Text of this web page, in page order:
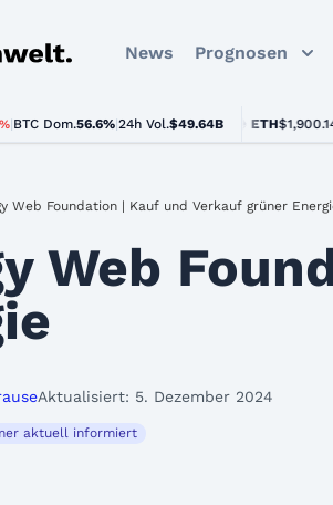
News Prognosen
BTC Dom.56.6% 24h Vol.$49.64B
BTC$64,228.00▼0.4% ETH $1,900.14
Web Foundation | Kauf und Verkauf grüner
Web
Aktualisiert: 5. Dezember 2024
aktuell informiert